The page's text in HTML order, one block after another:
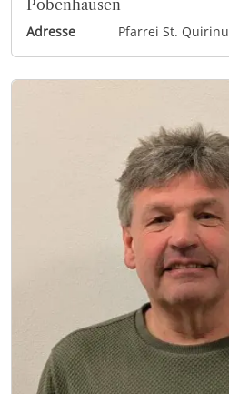
Pobenhausen
Adresse Pfarrei St.